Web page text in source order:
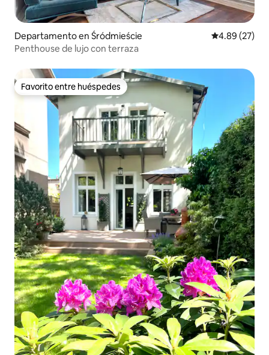
Departamento en Śródmieście Calificación
4.89 (27)
Penthouse de lujo con terraza
Favorito entre huéspedes
Favorito entre huéspedes